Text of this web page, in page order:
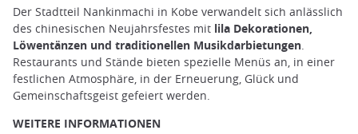
Der Stadtteil Nankinmachi in Kobe verwandelt sich anlässlich
des chinesischen Neujahrsfestes mit lila Dekorationen,
Löwentänzen und traditionellen Musikdarbietungen
Restaurants und Stände bieten spezielle Menüs an, in einer
festlichen Atmosphäre, in der Erneuerung, Glück und
Gemeinschaftsgeist gefeiert werden.
WEITERE INFORMATIONEN